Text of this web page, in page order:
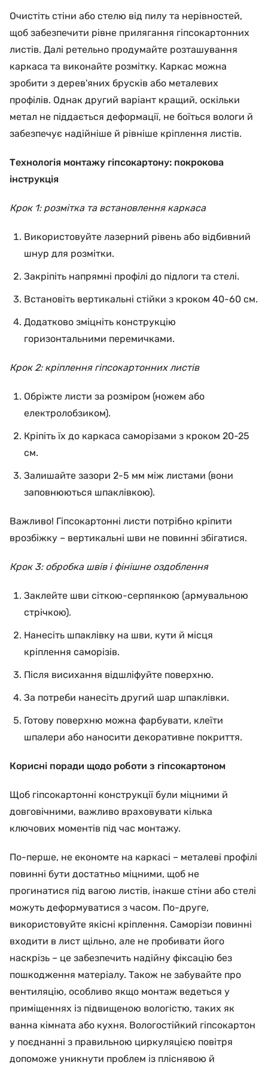
Очистіть стіни або стелю від пилу та нерівностей,
щоб забезпечити рівне прилягання гіпсокартонних
листів. Далі ретельно продумайте розташування
каркаса та виконайте розмітку. Каркас можна
зробити з дерев'яних брусків або металевих
профілів. Однак другий варіант кращий, оскільки
метал не піддається деформації, не боїться вологи й
забезпечує надійніше й рівніше кріплення листів.
Технологія монтажу гіпсокартону: покрокова
інструкція
Крок 1: розмітка та встановлення каркаса
Використовуйте лазерний рівень або відбивний
шнур для розмітки.
Закріпіть напрямні профілі до підлоги та стелі.
Встановіть вертикальні стійки з кроком 40-60 см.
Додатково зміцніть конструкцію
горизонтальними перемичками.
Крок 2: кріплення гіпсокартонних листів
Обріжте листи за розміром (ножем або
електролобзиком).
Кріпіть їх до каркаса саморізами з кроком 20-25
см.
Залишайте зазори 2-5 мм між листами (вони
заповнюються шпаклівкою).
Важливо! Гіпсокартонні листи потрібно кріпити
врозбіжку – вертикальні шви не повинні збігатися.
Крок 3: обробка швів і фінішне оздоблення
Заклейте шви сіткою-серпянкою (армувальною
стрічкою).
Нанесіть шпаклівку на шви, кути й місця
кріплення саморізів.
Після висихання відшліфуйте поверхню.
За потреби нанесіть другий шар шпаклівки.
Готову поверхню можна фарбувати, клеїти
шпалери або наносити декоративне покриття.
Корисні поради щодо роботи з гіпсокартоном
Щоб гіпсокартонні конструкції були міцними й
довговічними, важливо враховувати кілька
ключових моментів під час монтажу.
По-перше, не економте на каркасі – металеві профілі
повинні бути достатньо міцними, щоб не
прогинатися під вагою листів, інакше стіни або стелі
можуть деформуватися з часом. По-друге,
використовуйте якісні кріплення. Саморізи повинні
входити в лист щільно, але не пробивати його
наскрізь – це забезпечить надійну фіксацію без
пошкодження матеріалу. Також не забувайте про
вентиляцію, особливо якщо монтаж ведеться у
приміщеннях із підвищеною вологістю, таких як
ванна кімната або кухня. Вологостійкий гіпсокартон
у поєднанні з правильною циркуляцією повітря
допоможе уникнути проблем із пліснявою й